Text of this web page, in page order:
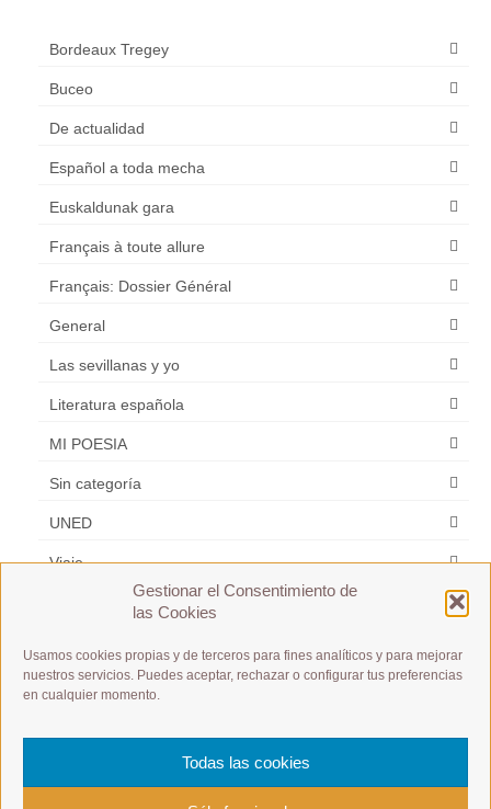
Gestionar el Consentimiento de
las Cookies
Usamos cookies propias y de terceros para fines analíticos y para mejorar
nuestros servicios. Puedes aceptar, rechazar o configurar tus preferencias
en cualquier momento.
Todas las cookies
Bordeaux Tregey
Buceo
De actualidad
Español a toda mecha
Euskaldunak gara
Français à toute allure
Français: Dossier Général
General
Las sevillanas y yo
Literatura española
MI POESIA
Sin categoría
UNED
Viaje
Etiquetas
A1 / A2 / B1 / B2 /C1 / C2 A1 Débutant es m
Español y Frances
Présentation à toute allure